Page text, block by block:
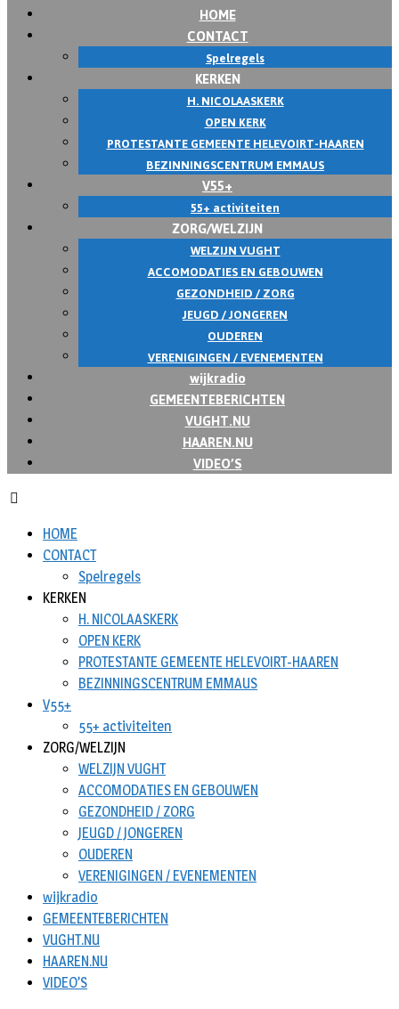
HOME
CONTACT
Spelregels
KERKEN
H. NICOLAASKERK
OPEN KERK
PROTESTANTE GEMEENTE HELEVOIRT-HAAREN
BEZINNINGSCENTRUM EMMAUS
V55+
55+ activiteiten
ZORG/WELZIJN
WELZIJN VUGHT
ACCOMODATIES EN GEBOUWEN
GEZONDHEID / ZORG
JEUGD / JONGEREN
OUDEREN
VERENIGINGEN / EVENEMENTEN
wijkradio
GEMEENTEBERICHTEN
VUGHT.NU
HAAREN.NU
VIDEO’S
HOME
CONTACT
Spelregels
KERKEN
H. NICOLAASKERK
OPEN KERK
PROTESTANTE GEMEENTE HELEVOIRT-HAAREN
BEZINNINGSCENTRUM EMMAUS
V55+
55+ activiteiten
ZORG/WELZIJN
WELZIJN VUGHT
ACCOMODATIES EN GEBOUWEN
GEZONDHEID / ZORG
JEUGD / JONGEREN
OUDEREN
VERENIGINGEN / EVENEMENTEN
wijkradio
GEMEENTEBERICHTEN
VUGHT.NU
HAAREN.NU
VIDEO’S